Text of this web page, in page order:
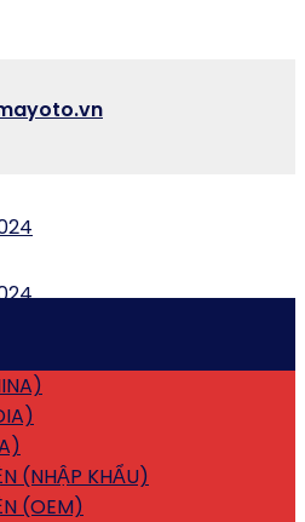
(NHẬP KHẨU)
(OEM)